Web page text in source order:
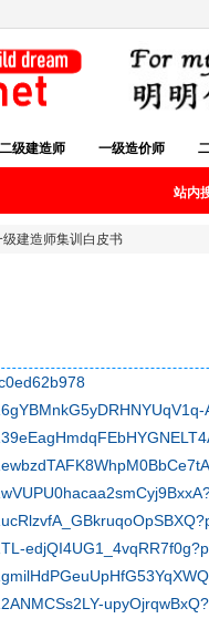
二级建造师 一级造价师
站内
级建造师集训白皮书